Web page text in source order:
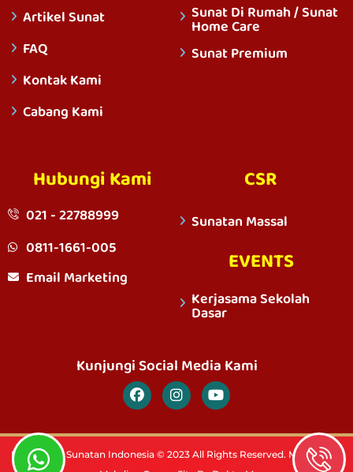
Artikel Sunat
FAQ
Kontak Kami
Cabang Kami
Sunat Di Rumah / Sunat
Home Care
Sunat Premium
Hubungi Kami
021 - 22788999
0811-1661-005
Email Marketing
CSR
Sunatan Massal
EVENTS
Kerjasama Sekolah
Dasar
Kunjungi Social Media Kami
PT. Rumah Sunatan Indonesia © 2023 All Rights Reserved. Member Of